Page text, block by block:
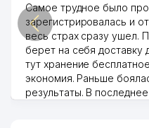
50 FOTOEFFEKT
51
ROSSIYA
SAVDO
52 LANISEL MChJ
Самое трудное было
зарегистрировалась и
весь страх сразу ушел.
берет на себя доставку
тут хранение
экономия. Раньше
результаты. В